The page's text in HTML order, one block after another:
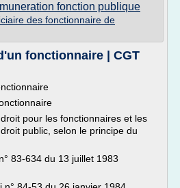
fonction publique
des fonctionnaire de
fonctionnaire | CGT
pour les fonctionnaires et les
public, selon le principe du
83-634 du 13 juillet 1983